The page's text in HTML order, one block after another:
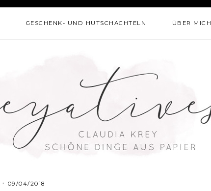
GESCHENK- UND HUTSCHACHTELN ÜBER MICH
· 09/04/2018